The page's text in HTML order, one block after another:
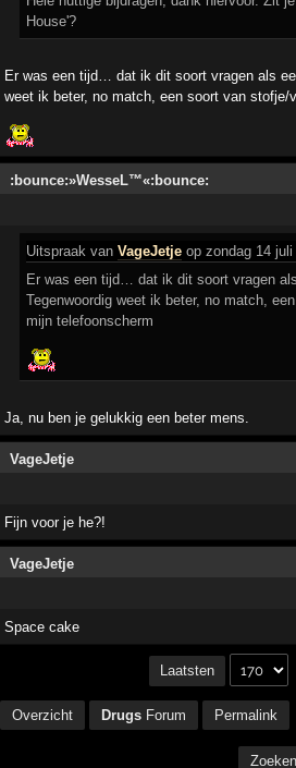
House'?
Er was een tijd… dat ik dit soort vragen als
weet ik beter, no match, een soort van stofje/
:bounce:»WesseL™«:bounce:
Uitspraak vanVageJetje op zondag 14
Er was een tijd… dat ik dit soort vragen
Tegenwoordig weet ik beter, no match,
mijn telefoonscherm
Ja, nu ben je gelukkig een beter mens.
VageJetje
Fijn voor je he?!
VageJetje
Space cake
Laatsten
Overzicht Drugs Forum Permalink